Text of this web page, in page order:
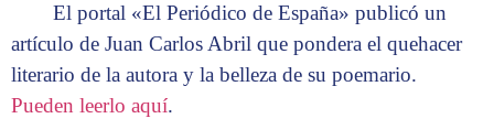
El portal «El Periódico de España» publicó un
artículo de Juan Carlos Abril que pondera el quehacer
literario de la autora y la belleza de su poemario.
Pueden leerlo aquí.